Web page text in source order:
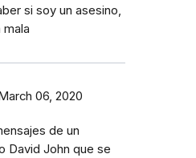
si soy un asesino,
mala
06, 2020
de un
David John que se